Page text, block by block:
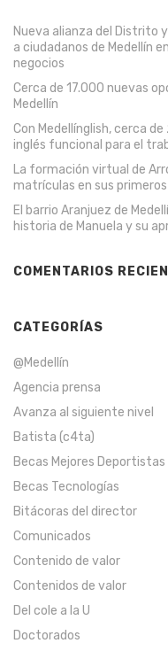
Nueva alianza del Distrito
a ciudadanos de Medellín
negocios
Cerca de 17.000 nuevas
Medellín
Con Medellínglish, cerca
inglés funcional para el
La formación virtual de
matrículas en sus
El barrio Aranjuez de
historia de Manuela y su
COMENTARIOS
CATEGORÍAS
@Medellín
Agencia prensa
Avanza al siguiente nivel
Batista (c4ta)
Becas Mejores Deportistas
Becas Tecnologías
Bitácoras del director
Comunicados
Contenido de valor
Contenidos de valor
Del cole a la U
Doctorados